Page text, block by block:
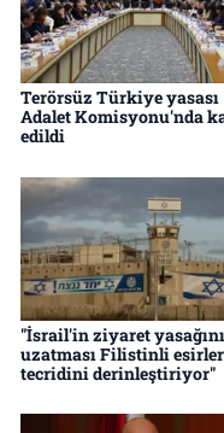
Terörsüz Türkiye yasası
Adalet Komisyonu'nda
edildi
"İsrail'in ziyaret yasağını
uzatması Filistinli
tecridini derinleştiriyor"